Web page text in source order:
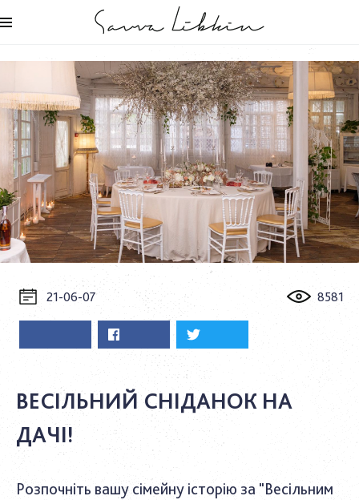
21-06-07 8581
ВЕСІЛЬНИЙ СНІДАНОК НА
ДАЧІ!
Розпочніть вашу сімейну історію за "Весільним